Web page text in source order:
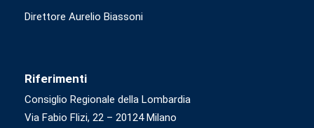
Direttore Aurelio Biassoni
Riferimenti
Consiglio Regionale della Lombardia
Via Fabio Flizi, 22 – 20124 Milano